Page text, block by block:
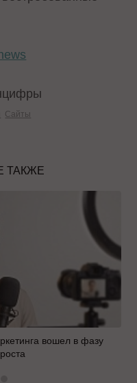
Сайты
ТАКЖЕ
вошел в фазу